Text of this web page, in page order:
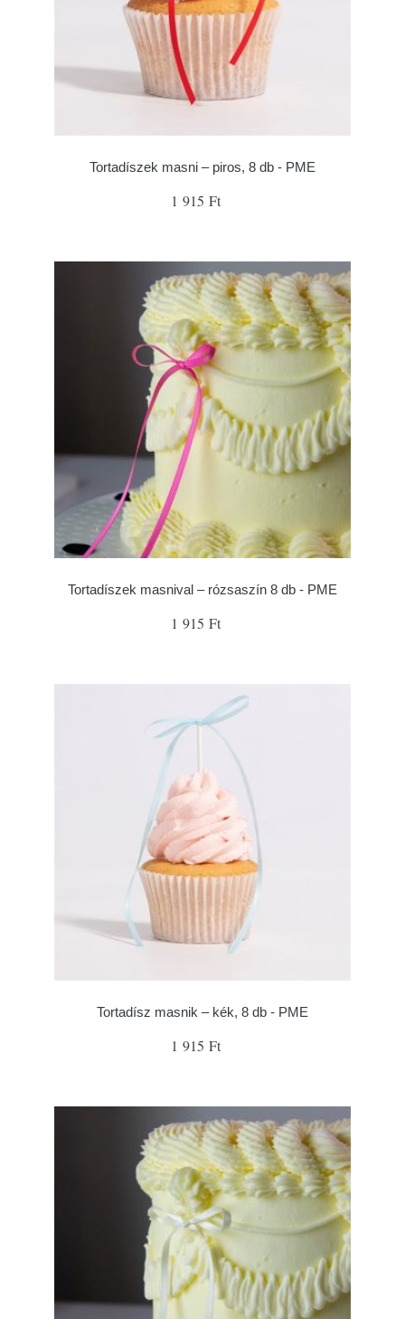
Tortadíszek masni – piros, 8 db - PME
1 915 Ft
Tortadíszek masnival – rózsaszín 8 db - PME
1 915 Ft
Tortadísz masnik – kék, 8 db - PME
1 915 Ft